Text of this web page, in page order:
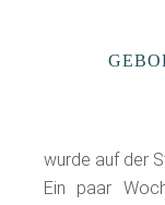
wurde auf der
Ein paar